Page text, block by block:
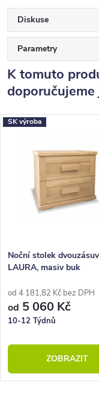
Diskuse
Parametry
K tomuto
SK výroba
Noční stolek
LAURA, masiv buk
od 4 181,82 Kč bez DPH
od 5 060 Kč
10-12 Týdnů
ZOBRAZIT